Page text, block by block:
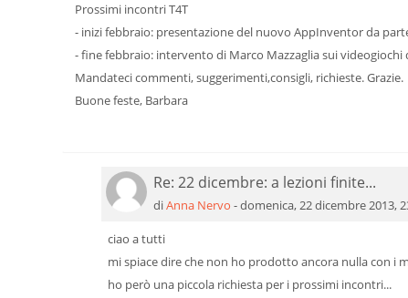
Prossimi incontri T4T
- inizi febbraio: presentazione del nuovo AppInventor da
- fine febbraio: intervento di Marco Mazzaglia sui videogiochi
Mandateci commenti, suggerimenti,consigli, richieste. Grazie.
Buone feste, Barbara
In riposta a Giuseppina Demo
Re: 22 dicembre: a lezioni finite...
diAnna Nervo -domenica, 22 dicembre 2013,
ciao a tutti
mi spiace dire che non ho prodotto ancora nulla con i
ho però una piccola richiesta per i prossimi incontri...